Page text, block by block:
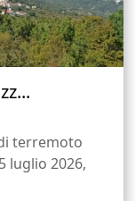
terremoto
luglio 2026,